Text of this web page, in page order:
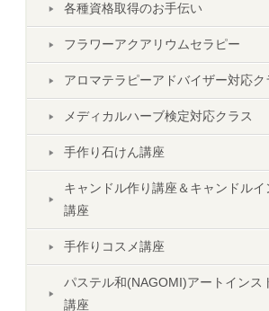
各種資格取得のお手伝い
フラワーアクアリウムセラピー
アロマテラピーアドバイザー対応ク
メディカルハーブ検定対応クラス
手作り石けん講座
キャンドル作り講座＆キャンドル
講座
手作りコスメ講座
パステル和(NAGOMI)アートインス
講座